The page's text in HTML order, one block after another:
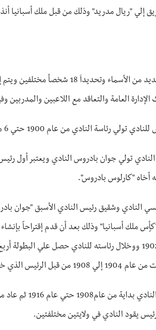
إلي "ريال مدريد" وذلك من قبل ملك أسبانيا
تعاقب علي رئاسة النادي العديد من
العامة والتعاقد مع اللاعبين والمدربين
النادي من عام 1900 حتي 6 مارس من عام 1902.
"كأٍس ملك أسبانيا" وذلك بعد أن قدم إقتراحاً
الثالث عشر" وذلك في عام 1902 ووخلال رئاسته للنادي حصل
خلفه "أدولفو ملينديز".